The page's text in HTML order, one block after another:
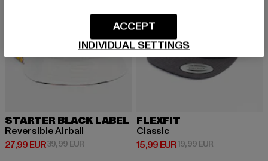
STARTER BLACK LABEL
Reversible Airball
27,99 EUR
Derzeitiger Preis: 27,99 EUR
39,99 EURAktionspreis: 39,99 EUR
FLEXFIT
Classic
15,99 EUR
Derzeitiger Preis: 15,99 EUR
19,99 EURAktionspreis:
INDIVIDUAL SETTINGS
ACCEPT